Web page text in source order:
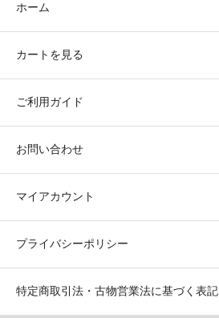
ホーム
カートを見る
ご利用ガイド
お問い合わせ
マイアカウント
プライバシーポリシー
特定商取引法・古物営業法に基づく表記